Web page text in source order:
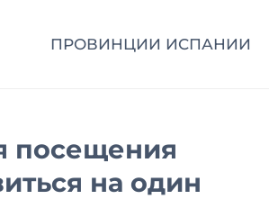
ПРОВИНЦИИ ИСПАНИИ
посещения
на один